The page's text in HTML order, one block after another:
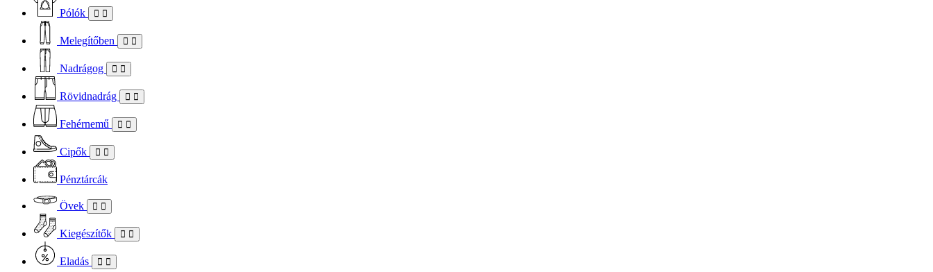
Pólók
Melegítőben
Nadrágog
Rövidnadrág
Fehérnemű
Cipők
Pénztárcák
Övek
Kiegészítők
Eladás